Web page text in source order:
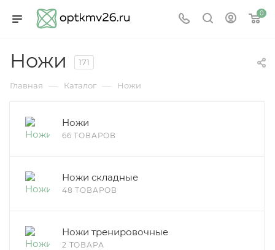
0
Ножи 171
Главная — Каталог — Ножи
Ножи
66 ТОВАРОВ
Ножи складные
48 ТОВАРОВ
Ножи тренировочные
2 ТОВАРА